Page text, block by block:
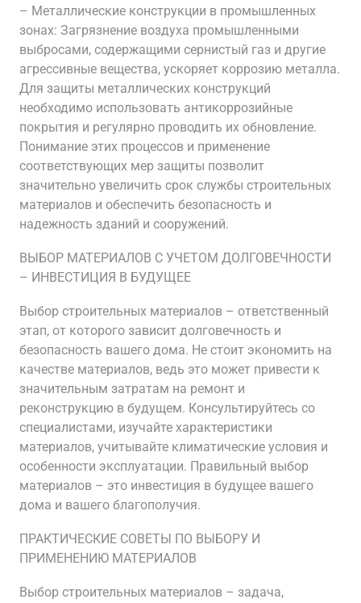
– Металлические конструкции в промышленных
зонах: Загрязнение воздуха промышленными
выбросами, содержащими сернистый газ и другие
агрессивные вещества, ускоряет коррозию металла.
Для защиты металлических конструкций
необходимо использовать антикоррозийные
покрытия и регулярно проводить их обновление.
Понимание этих процессов и применение
соответствующих мер защиты позволит
значительно увеличить срок службы строительных
материалов и обеспечить безопасность и
надежность зданий и сооружений.
ВЫБОР МАТЕРИАЛОВ С УЧЕТОМ ДОЛГОВЕЧНОСТИ
– ИНВЕСТИЦИЯ В БУДУЩЕЕ
Выбор строительных материалов – ответственный
этап, от которого зависит долговечность и
безопасность вашего дома. Не стоит экономить на
качестве материалов, ведь это может привести к
значительным затратам на ремонт и
реконструкцию в будущем. Консультируйтесь со
специалистами, изучайте характеристики
материалов, учитывайте климатические условия и
особенности эксплуатации. Правильный выбор
материалов – это инвестиция в будущее вашего
дома и вашего благополучия.
ПРАКТИЧЕСКИЕ СОВЕТЫ ПО ВЫБОРУ И
ПРИМЕНЕНИЮ МАТЕРИАЛОВ
Выбор строительных материалов – задача,